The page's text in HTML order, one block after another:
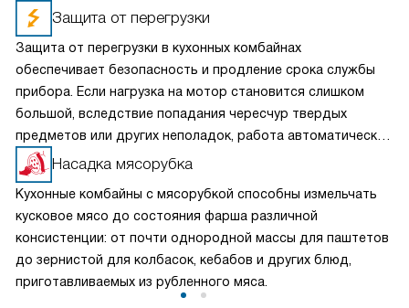
Защита от перегрузки
Защита от перегрузки в кухонных комбайнах
обеспечивает безопасность и продление срока службы
прибора. Если нагрузка на мотор становится слишком
большой, вследствие попадания чересчур твердых
предметов или других неполадок, работа автоматически
прекращается. Это позволяет предотвратить
повреждения мотора и оборудования. Таким образом, вы
можете сосредоточиться на приготовлении, доверив
заботу о технике ее надежной защите.
Насадка мясорубка
Кухонные комбайны с мясорубкой способны измельчать
кусковое мясо до состояния фарша различной
консистенции: от почти однородной массы для паштетов
до зернистой для колбасок, кебабов и других блюд,
приготавливаемых из рубленного мяса.